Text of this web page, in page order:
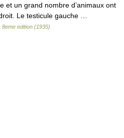
et un grand nombre d’animaux ont
Le testicule gauche …
edition (1935)